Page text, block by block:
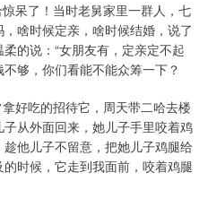
呆了！当时老舅家里一群人，七
啥时候定亲，啥时候结婚，说了
的说：“女朋友有，定亲定不起
够，你们看能不能众筹一下？
好吃的招待它，周天带二哈去楼
从外面回来，她儿子手里咬着鸡
他儿子不留意，把她儿子鸡腿给
时候，它走到我面前，咬着鸡腿